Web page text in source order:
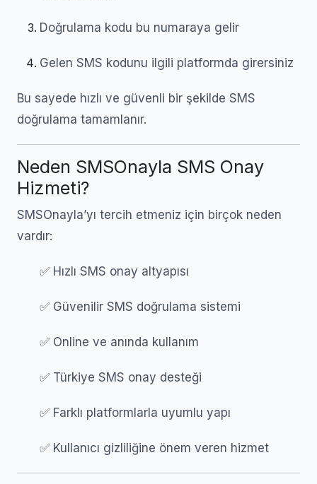
Doğrulama kodu bu numaraya gelir
Gelen SMS kodunu ilgili platformda girersiniz
Bu sayede hızlı ve güvenli bir şekilde SMS
doğrulama tamamlanır.
Neden SMSOnayla SMS Onay
Hizmeti?
SMSOnayla’yı tercih etmeniz için birçok neden
vardır:
✅ Hızlı SMS onay altyapısı
✅ Güvenilir SMS doğrulama sistemi
✅ Online ve anında kullanım
✅ Türkiye SMS onay desteği
✅ Farklı platformlarla uyumlu yapı
✅ Kullanıcı gizliliğine önem veren hizmet